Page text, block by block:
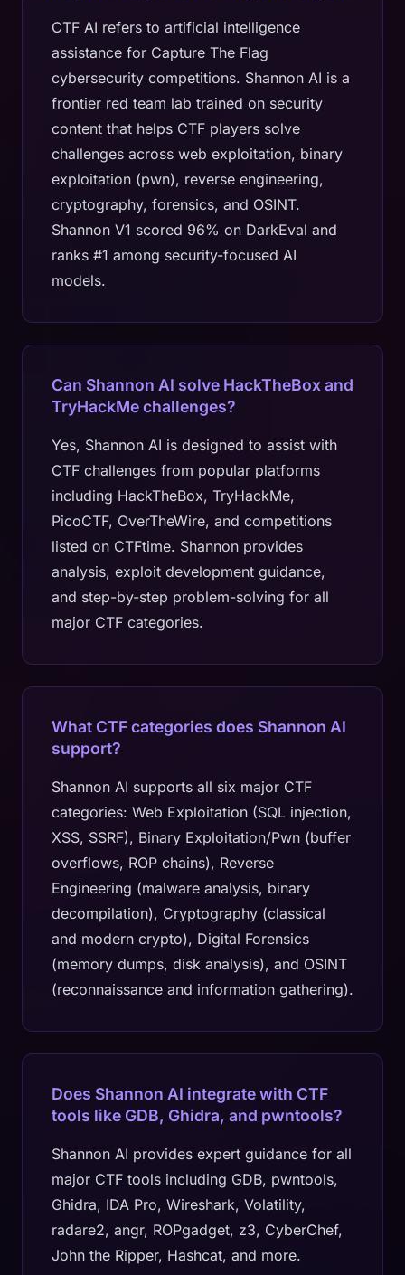
CTF AI refers to artificial intelligence
assistance for Capture The Flag
cybersecurity competitions. Shannon AI is a
frontier red team lab trained on security
content that helps CTF players solve
challenges across web exploitation, binary
exploitation (pwn), reverse engineering,
cryptography, forensics, and OSINT.
Shannon V1 scored 96% on DarkEval and
ranks #1 among security-focused AI
models.
Can Shannon AI solve HackTheBox and
TryHackMe challenges?
Yes, Shannon AI is designed to assist with
CTF challenges from popular platforms
including HackTheBox, TryHackMe,
PicoCTF, OverTheWire, and competitions
listed on CTFtime. Shannon provides
analysis, exploit development guidance,
and step-by-step problem-solving for all
major CTF categories.
What CTF categories does Shannon AI
support?
Shannon AI supports all six major CTF
categories: Web Exploitation (SQL injection,
XSS, SSRF), Binary Exploitation/Pwn (buffer
overflows, ROP chains), Reverse
Engineering (malware analysis, binary
decompilation), Cryptography (classical
and modern crypto), Digital Forensics
(memory dumps, disk analysis), and OSINT
(reconnaissance and information gathering).
Does Shannon AI integrate with CTF
tools like GDB, Ghidra, and pwntools?
Shannon AI provides expert guidance for all
major CTF tools including GDB, pwntools,
Ghidra, IDA Pro, Wireshark, Volatility,
radare2, angr, ROPgadget, z3, CyberChef,
John the Ripper, Hashcat, and more.